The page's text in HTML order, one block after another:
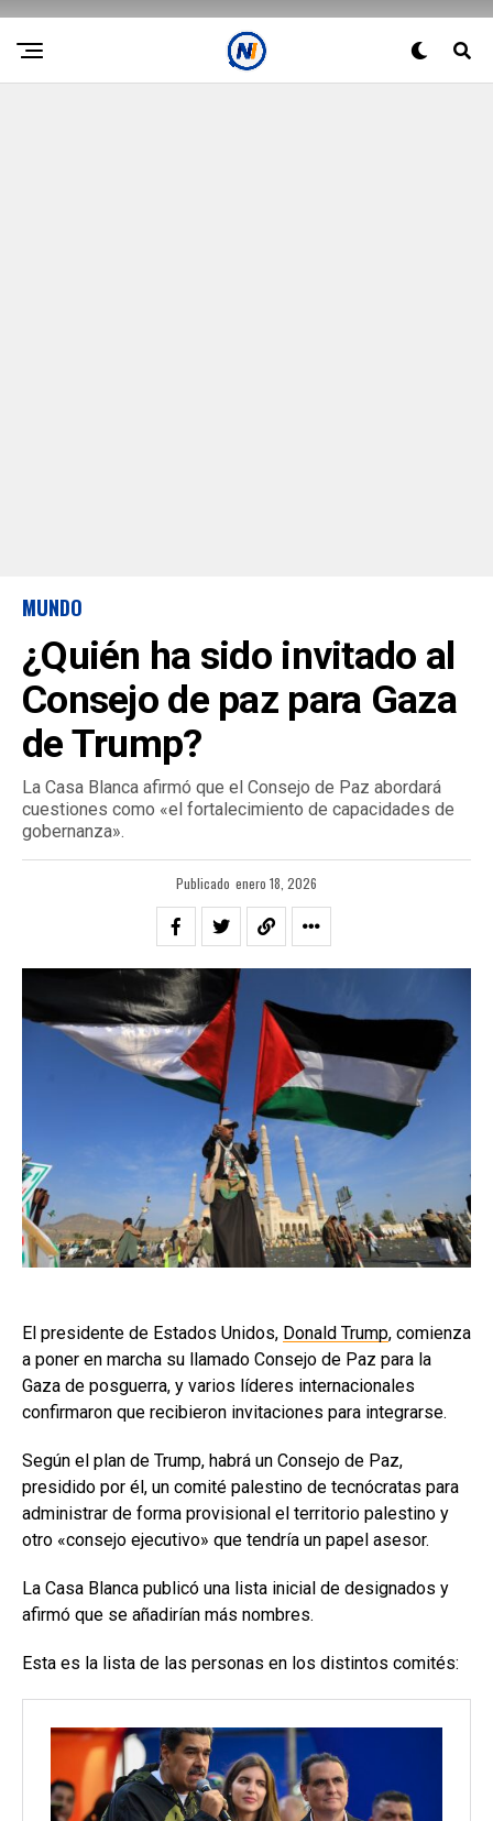
MUNDO
¿Quién ha sido invitado al
Consejo de paz para Gaza
de Trump?
La Casa Blanca afirmó que el Consejo de Paz abordará
cuestiones como «el fortalecimiento de capacidades de
gobernanza».
Publicado enero 18, 2026
El presidente de Estados Unidos, Donald Trump, comienza
a poner en marcha su llamado Consejo de Paz para la
Gaza de posguerra, y varios líderes internacionales
confirmaron que recibieron invitaciones para integrarse.
Según el plan de Trump, habrá un Consejo de Paz,
presidido por él, un comité palestino de tecnócratas para
administrar de forma provisional el territorio palestino y
otro «consejo ejecutivo» que tendría un papel asesor.
La Casa Blanca publicó una lista inicial de designados y
afirmó que se añadirían más nombres.
Esta es la lista de las personas en los distintos comités: